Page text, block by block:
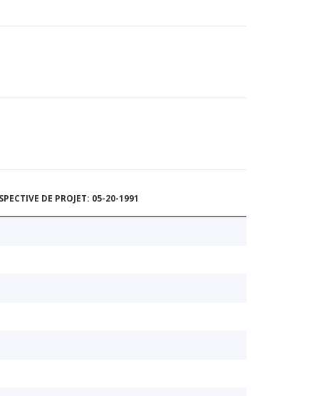
DE PROJET: 05-20-1991